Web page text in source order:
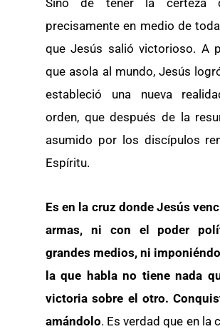
Sino de tener la certeza
precisamente en medio de
que Jesús salió victorioso. A
que asola al mundo, Jesús
estableció una nueva
orden, que después de la
asumido por los discípulos
Espíritu.
Es en la cruz donde Jesús
armas, ni con el poder
grandes medios, ni
la que habla no tiene nada
victoria sobre el otro.
amándolo. Es verdad que en la